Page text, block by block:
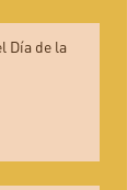
Día de la